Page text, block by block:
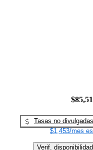
Tasas no divulgadas
$1,453/mes
Verif. disponibilidad